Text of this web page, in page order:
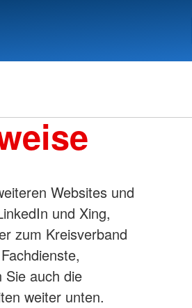
Websites und
und Xing,
zum Kreisverband
auch die
weiter unten.